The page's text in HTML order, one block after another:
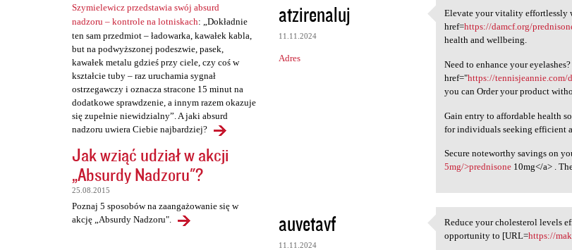
Szymielewicz przedstawia swój absurd
nadzoru – kontrole na lotniskach: „Dokładnie
ten sam przedmiot – ładowarka, kawałek kabla,
but na podwyższonej podeszwie, pasek,
kawałek metalu gdzieś przy ciele, czy coś w
kształcie tuby – raz uruchamia sygnał
ostrzegawczy i oznacza stracone 15 minut na
dodatkowe sprawdzenie, a innym razem okazuje
się zupełnie niewidzialny”. A jaki absurd
nadzoru uwiera Ciebie najbardziej?
Jak wziąć udział w akcji
„Absurdy Nadzoru"?
25.08.2015
Poznaj 5 sposobów na zaangażowanie się w
akcję „Absurdy Nadzoru".
atzirenaluj
11.11.2024
Adres
Elevate your vitality
Elevate your vitality effortlessly
href=https://damcf.org/
health and wellbeing.
Need to enhance your
href="https://tennisjeannie.com/
you can Order your product
Gain entry to affordable health
for individuals seeking efficient
Secure noteworthy savings on
5mg/>prednisone 10mg</a> .
auvetavf
11.11.2024
Reduce your cholesterol
Reduce your cholesterol levels
opportunity to [URL=https://